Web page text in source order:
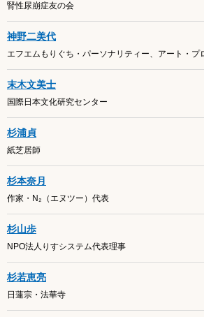
腎性尿崩症友の会
神野二美代
エフエムもりぐち・パーソナリティー、アート・プ
末木文美士
国際日本文化研究センター
杉浦貞
紙芝居師
杉本奈月
作家・N₂（エヌツー）代表
杉山歩
NPO法人りすシステム代表理事
杉若恵亮
日蓮宗・法華寺